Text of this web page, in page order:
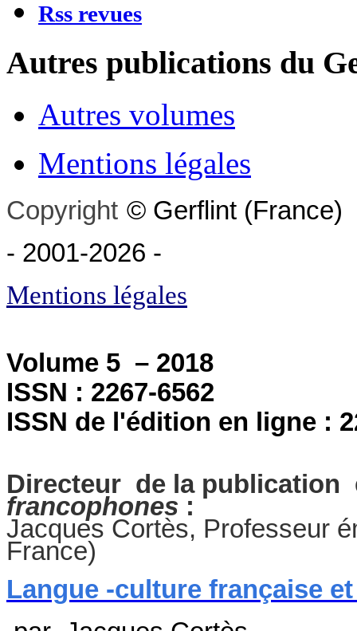
Rss revues
Autres publications du
Autres volumes
Mentions légales
Copyright © Gerflint (France)
- 2001-2026 -
Mentions légales
Volume 5 – 2018
ISSN : 2267-6562
ISSN de l'édition en ligne :
Directeur de la publication
francophones :
Jacques Cortès, Professeur
France)
Langue -culture française